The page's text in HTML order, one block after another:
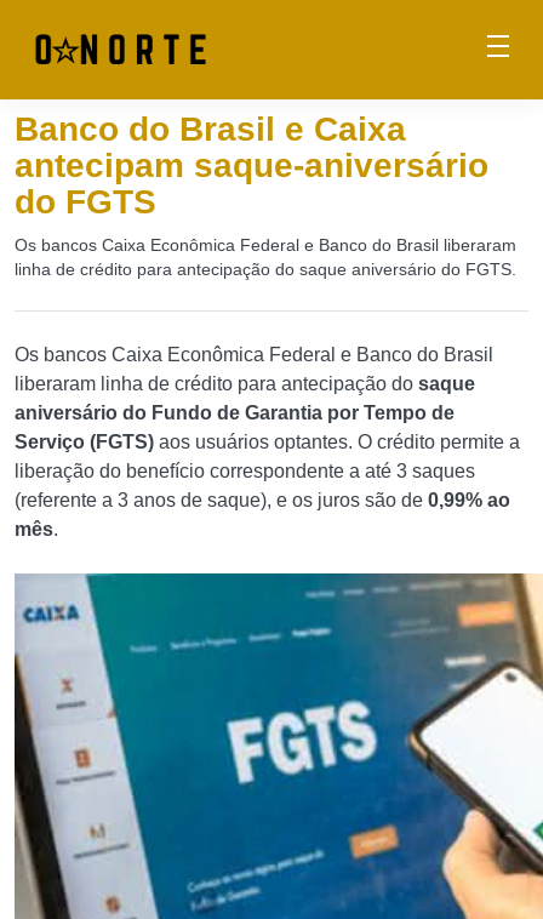
Banco do Brasil e Caixa
antecipam saque-aniversário
do FGTS
Os bancos Caixa Econômica Federal e Banco do Brasil liberaram
linha de crédito para antecipação do saque aniversário do FGTS.
Os bancos Caixa Econômica Federal e Banco do Brasil
liberaram linha de crédito para antecipação do saque
aniversário do Fundo de Garantia por Tempo de
Serviço (FGTS) aos usuários optantes. O crédito permite a
liberação do benefício correspondente a até 3 saques
(referente a 3 anos de saque), e os juros são de 0,99% ao
mês.